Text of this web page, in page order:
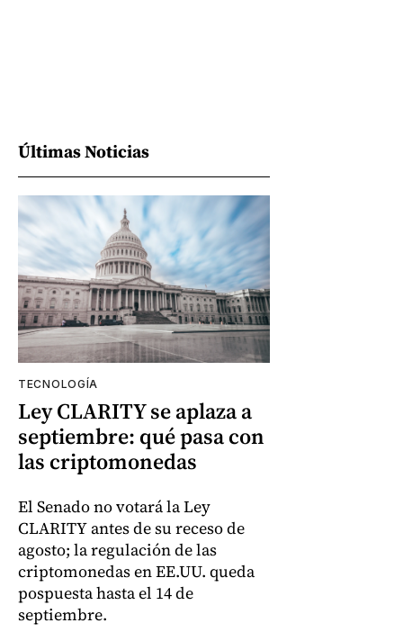
Últimas Noticias
TECNOLOGÍA
Ley CLARITY se aplaza a
septiembre: qué pasa con
las criptomonedas
El Senado no votará la Ley
CLARITY antes de su receso de
agosto; la regulación de las
criptomonedas en EE.UU. queda
pospuesta hasta el 14 de
septiembre.